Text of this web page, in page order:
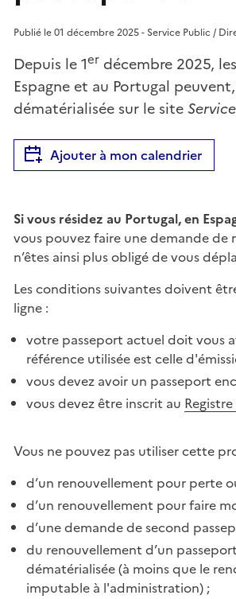
Publié le 01 décembre 2025 - Service Public /
Depuis le 1er décembre 2025,
Espagne et au Portugal
dématérialisée sur le site
Ajouter à mon calendrier
Si vous résidez au Portugal, en
vous pouvez faire une demande
n’êtes ainsi plus obligé de vous
Les conditions suivantes doivent
ligne :
votre passeport actuel doit vous
référence utilisée est celle
vous devez avoir un passeport
vous devez être inscrit au
Vous ne pouvez pas utiliser cette
d’un renouvellement pour perte
d’un renouvellement pour faire
d’une demande de second
du renouvellement d’un
dématérialisée (à moins que le
imputable à l'administration) ;